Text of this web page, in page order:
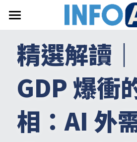
關於InfoAI
訂閱電子報
搜索
精選解讀
GDP 爆衝
相：AI 外